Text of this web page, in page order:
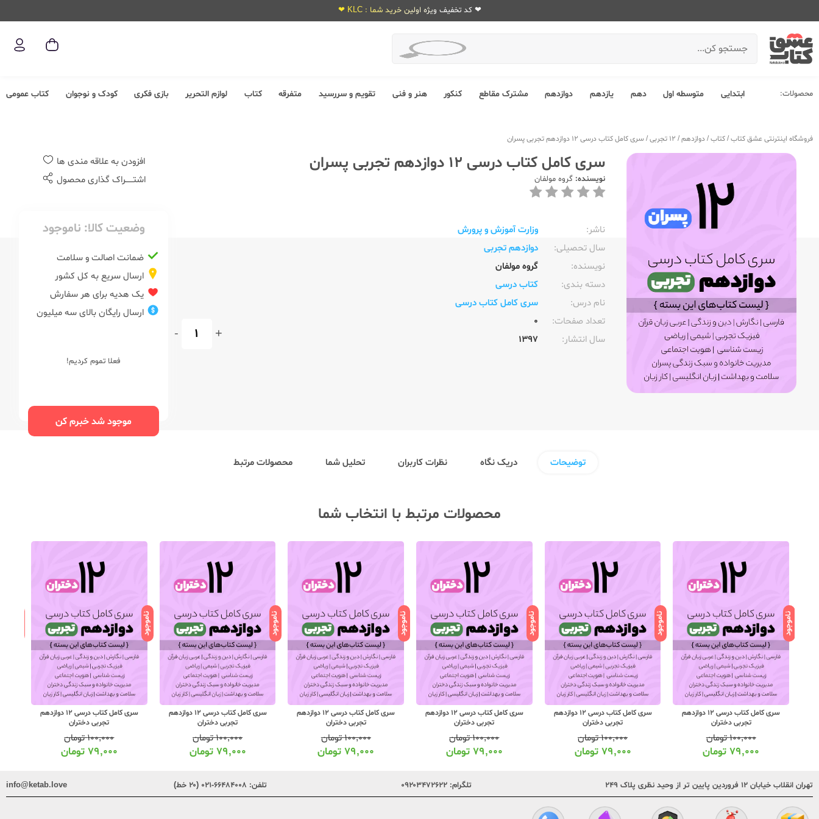
❤ کد تخفیف ویژه اولین خرید شما : KLC ❤
محصولات: ابتدایی متوسطه اول دهم یازدهم دوازدهم مشترک مقاطع کنکور هنر و فنی تقویم و سررسید متفرقه کتاب لوازم التحریر بازی فکری کودک و نوجوان کتاب عمومی
فروشگاه اینترنتی عشق کتاب/کتاب/دوازدهم/ 12 تجربی / سری کامل کتاب درسی 12 دوازدهم تجربی پسران
سری کامل کتاب درسی 12 دوازدهم تجربی پسران
نویسنده: گروه مولفان
ناشر:‌
وزارت آموزش و پرورش
سال تحصیلی:‌
دوازدهم تجربی
نویسنده:‌
گروه مولفان
دسته بندی:
کتاب درسی
نام درس:
سری کامل کتاب درسی
تعداد صفحات:‌
0
سال انتشار:‌
1397
+
-
افزودن به علاقه مندی ها
اشتــــــراک گذاری محصول
وضعیت کالا: ناموجود
ضمانت اصالت و سلامت
ارسال سریع به کل کشور
یک هدیه برای هر سفارش
ارسال رایگان بالای سه میلیون
فعلا تموم کردیم!
موجود شد خبرم کن
توضیحات دریک نگاه نظرات کاربران تحلیل شما محصولات مرتبط
محصولات مرتبط با انتخاب شما
ناموجود
سری کامل کتاب درسی 12 دوازدهم
تجربی دختران
۱۰۰,۰۰۰تومان
۷۹,۰۰۰تومان
ناموجود
سری کامل کتاب درسی 12 دوازدهم
تجربی دختران
۱۰۰,۰۰۰تومان
۷۹,۰۰۰ تومان
ناموجود
سری کامل کتاب درسی 12 دوازدهم
تجربی دختران
۱۰۰,۰۰۰تومان
۷۹,۰۰۰ تومان
ناموجود
سری کامل کتاب درسی 12 دوازدهم
تجربی دختران
۱۰۰,۰۰۰تومان
۷۹,۰۰۰تومان
ناموجود
سری کامل کتاب درسی 12 دوازدهم
تجربی دختران
۱۰۰,۰۰۰تومان
۷۹,۰۰۰ تومان
ناموجود
سری کامل کتاب درسی 12 دوازدهم
تجربی دختران
۱۰۰,۰۰۰تومان
۷۹,۰۰۰ تومان
تهران انقلاب خیابان ۱۲ فروردین پایین تر از وحید نظری پلاک ۲۴۹ تلگرام: ۰۹۲۰۳۴۷۲۶۲۲ تلفن: ۶۶۴۸۴۰۰۸-۰۲۱ (۲۰ خط) info@ketab.love